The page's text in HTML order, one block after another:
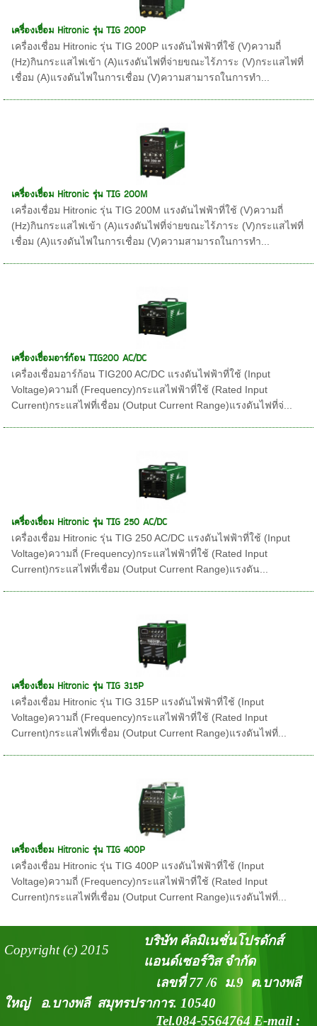
เครื่องเชื่อม Hitronic รุ่น TIG 200P
เครื่องเชื่อม Hitronic รุ่น TIG 200P แรงดันไฟฟ้าที่ใช้ (V)ความถี่
(Hz)กินกระแสไฟเข้า (A)แรงดันไฟที่จ่ายขณะไร้ภาระ (V)กระแสไฟที่
เชื่อม (A)แรงดันไฟในการเชื่อม (V)ความสามารถในการทำ...
เครื่องเชื่อม Hitronic รุ่น TIG 200M
เครื่องเชื่อม Hitronic รุ่น TIG 200M แรงดันไฟฟ้าที่ใช้ (V)ความถี่
(Hz)กินกระแสไฟเข้า (A)แรงดันไฟที่จ่ายขณะไร้ภาระ (V)กระแสไฟที่
เชื่อม (A)แรงดันไฟในการเชื่อม (V)ความสามารถในการทำ...
เครื่องเชื่อมอาร์ก้อน TIG200 AC/DC
เครื่องเชื่อมอาร์ก้อน TIG200 AC/DC แรงดันไฟฟ้าที่ใช้ (Input
Voltage)ความถี่ (Frequency)กระแสไฟฟ้าที่ใช้ (Rated Input
Current)กระแสไฟที่เชื่อม (Output Current Range)แรงดันไฟที่จ่...
เครื่องเชื่อม Hitronic รุ่น TIG 250 AC/DC
เครื่องเชื่อม Hitronic รุ่น TIG 250 AC/DC แรงดันไฟฟ้าที่ใช้ (Input
Voltage)ความถี่ (Frequency)กระแสไฟฟ้าที่ใช้ (Rated Input
Current)กระแสไฟที่เชื่อม (Output Current Range)แรงดัน...
เครื่องเชื่อม Hitronic รุ่น TIG 315P
เครื่องเชื่อม Hitronic รุ่น TIG 315P แรงดันไฟฟ้าที่ใช้ (Input
Voltage)ความถี่ (Frequency)กระแสไฟฟ้าที่ใช้ (Rated Input
Current)กระแสไฟที่เชื่อม (Output Current Range)แรงดันไฟที่...
เครื่องเชื่อม Hitronic รุ่น TIG 400P
เครื่องเชื่อม Hitronic รุ่น TIG 400P แรงดันไฟฟ้าที่ใช้ (Input
Voltage)ความถี่ (Frequency)กระแสไฟฟ้าที่ใช้ (Rated Input
Current)กระแสไฟที่เชื่อม (Output Current Range)แรงดันไฟที่...
Copyright (c) 2015
บริษัท คัลมิเนชั่นโปรดักส์
แอนด์เซอร์วิส จำกัด
เลขที่ 77 /6 ม.9 ต.บางพลี
ใหญ่ อ.บางพลี สมุทรปราการ. 10540
Tel.084-5564764 E-mail :